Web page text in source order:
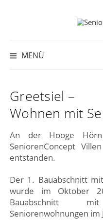
MENÜ
Greetsiel –
Wohnen mit
An der Hooge
SeniorenConcept
entstanden.
Der 1. Bauabschnitt
wurde im Oktober
Bauabschnitt
Seniorenwohnungen im